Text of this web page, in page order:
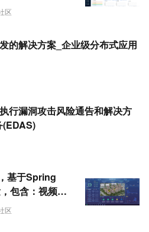
区
的解决方案_企业级分布式应用
行漏洞攻击风险通告和解决方
(EDAS)
区
基于Spring
包含：视频监
GIS地理信